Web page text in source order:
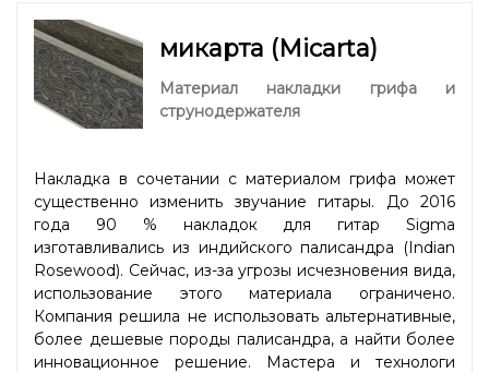
микарта (Micarta)
Материал накладки грифа и
струнодержателя
Накладка в сочетании с материалом грифа может
существенно изменить звучание гитары. До 2016
года 90 % накладок для гитар Sigma
изготавливались из индийского палисандра (Indian
Rosewood). Сейчас, из-за угрозы исчезновения вида,
использование этого материала ограничено.
Компания решила не использовать альтернативные,
более дешевые породы палисандра, а найти более
инновационное решение. Мастера и технологи